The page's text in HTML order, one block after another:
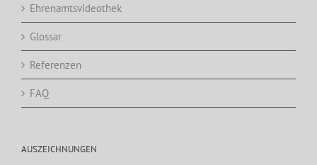
Ehrenamtsvideothek
Glossar
Referenzen
FAQ
AUSZEICHNUNGEN